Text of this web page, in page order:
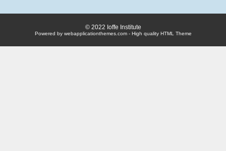
© 2022 Ioffe Institute
Powered by webapplicationthemes.com - High quality HTML Theme